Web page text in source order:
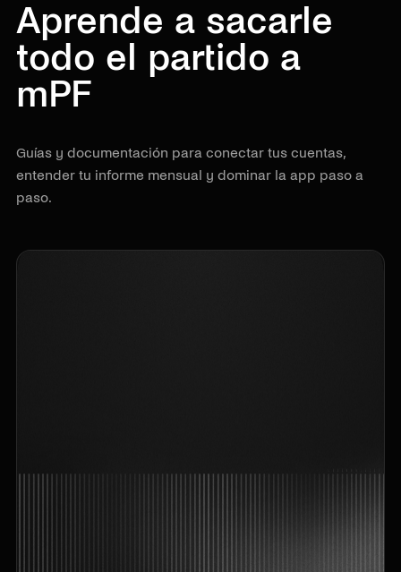
Aprende a sacarle
todo el partido a
mPF
Guías y documentación para conectar tus cuentas,
entender tu informe mensual y dominar la app paso a
paso.